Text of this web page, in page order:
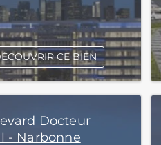
CE BIEN
Docteur
- Narbonne